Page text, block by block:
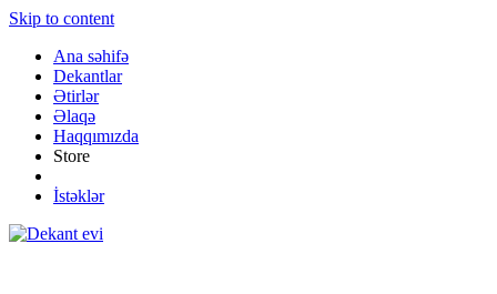
Skip to content
Ana səhifə
Dekantlar
Ətirlər
Əlaqə
Haqqımızda
Store
İstəklər